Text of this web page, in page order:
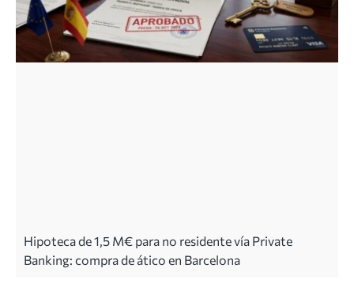
Hipoteca de 1,5 M€ para no residente vía Private
Banking: compra de ático en Barcelona